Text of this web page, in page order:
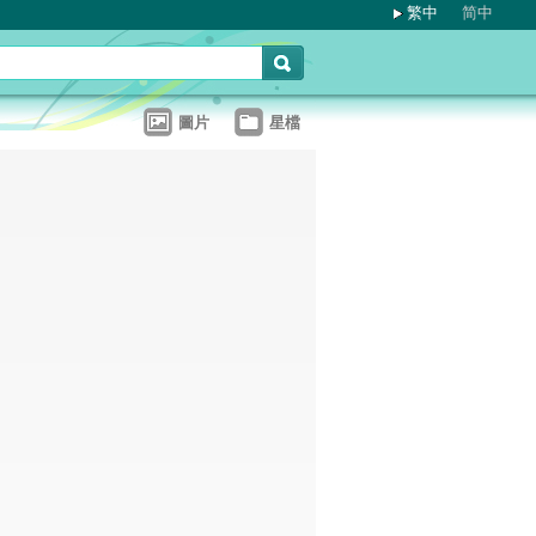
繁中 简中
圖片 星檔